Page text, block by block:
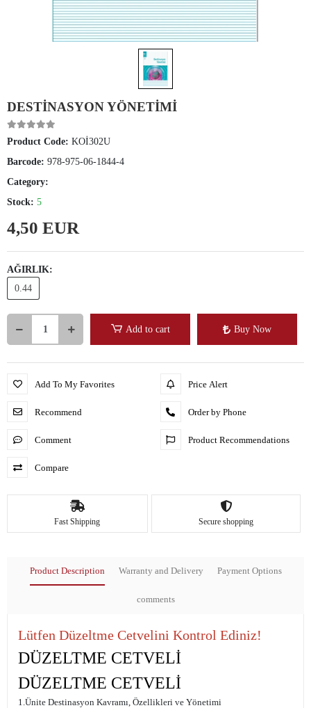
DESTİNASYON YÖNETİMİ
Product Code: KOİ302U
Barcode: 978-975-06-1844-4
Category:
Stock: 5
4,50 EUR
AĞIRLIK:
0.44
Add to cart Buy Now
Add To My Favorites
Recommend
Comment
Compare
Price Alert
Order by Phone
Product Recommendations
Fast Shipping Secure shopping
Product Description Warranty and Delivery Payment Options
comments
Lütfen Düzeltme Cetvelini Kontrol Ediniz!
DÜZELTME CETVELİ
DÜZELTME CETVELİ
1.Ünite Destinasyon Kavramı, Özellikleri ve Yönetimi